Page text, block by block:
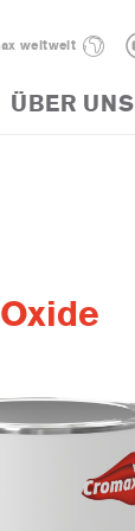
weltweit
ÜBER UNS